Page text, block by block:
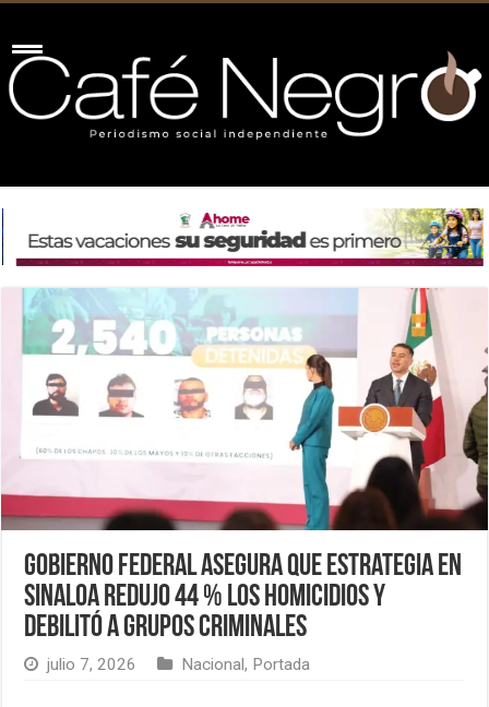
Gobierno federal asegura que estrategia en
Sinaloa redujo 44 % los homicidios y
debilitó a grupos criminales
julio 7, 2026 Nacional, Portada